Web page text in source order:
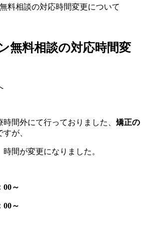
料相談の対応時間変更について
無料相談の対応時間変
時間外にて行っておりました、 矯正の
すが、
間が変更になりました。
～
～